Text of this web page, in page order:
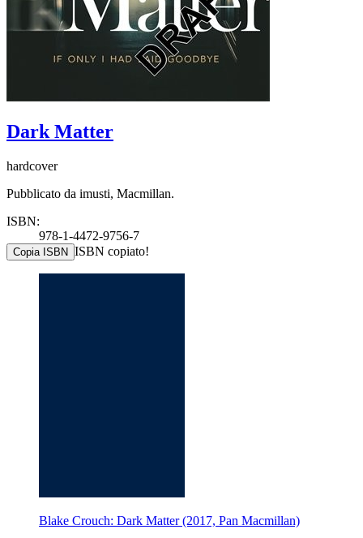
Dark Matter
hardcover
Pubblicato da imusti, Macmillan.
ISBN:
978-1-4472-9756-7
Copia ISBN ISBN copiato!
Blake Crouch: Dark Matter (2017, Pan Macmillan)